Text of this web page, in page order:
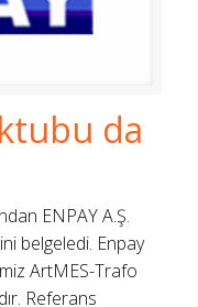
da
ENPAY A.Ş.
belgeledi. Enpay
ArtMES-Trafo
Referans